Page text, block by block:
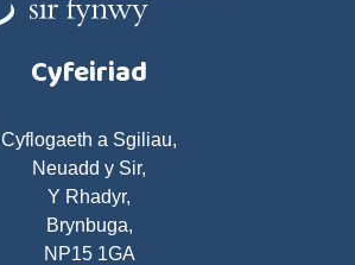
Cyfeiriad
Cyflogaeth a Sgiliau,
Neuadd y Sir,
Y Rhadyr,
Brynbuga,
NP15 1GA